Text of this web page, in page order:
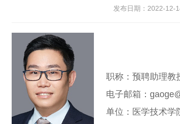
发布日期：2022-12-
职称：预聘助理教
电子邮箱：
单位：医学技术学